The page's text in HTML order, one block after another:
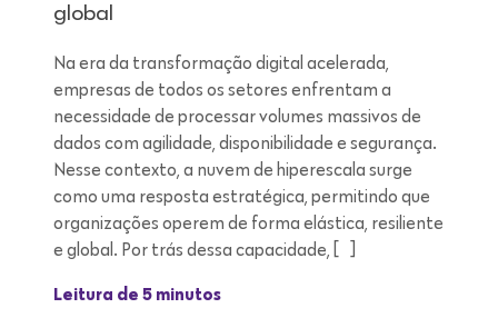
global
Na era da transformação digital acelerada,
empresas de todos os setores enfrentam a
necessidade de processar volumes massivos de
dados com agilidade, disponibilidade e segurança.
Nesse contexto, a nuvem de hiperescala surge
como uma resposta estratégica, permitindo que
organizações operem de forma elástica, resiliente
e global. Por trás dessa capacidade, […]
Leitura de 5 minutos